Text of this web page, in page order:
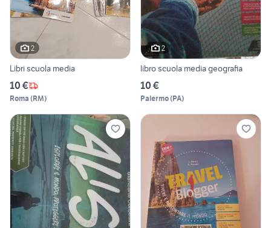
2
Libri scuola media
10 €
Roma (RM)
2
libro scuola media geografia
10 €
Palermo(PA)